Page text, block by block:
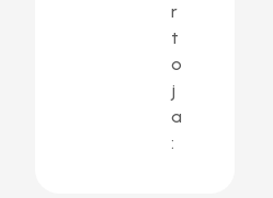
r
t
o
j
a
: